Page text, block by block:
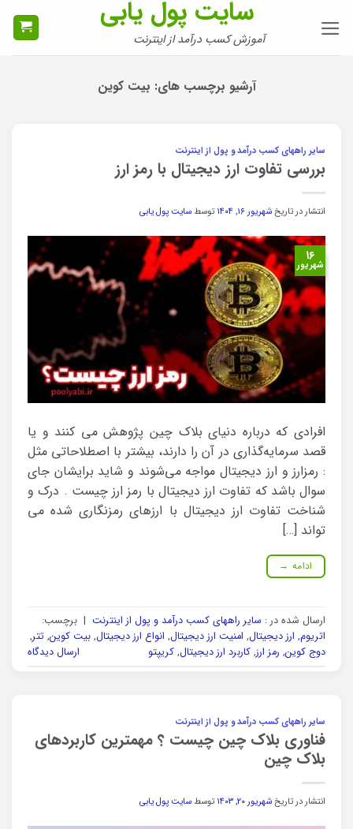
سایت پول یابی
آموزش کسب درآمد از اینترنت
آرشیو برچسب های: بیت کوین
سایر راههای کسب درآمد و پول از اینترنت
بررسی تفاوت ارز دیجیتال با رمز ارز
انتشار در تاریخشهریور ۱۶, ۱۴۰۴ توسط سایت پول یابی
۱۶
شهریور
افرادی که درباره دنیای بلاک چین پژوهش می کنند و یا
قصد سرمایه‌گذاری در آن را دارند، بیشتر با اصطلاحاتی مثل
: رمزارز و ارز دیجیتال مواجه می‌شوند و شاید برایشان جای
سوال باشد که تفاوت ارز دیجیتال با رمز ارز چیست . درک و
شناخت تفاوت ارز دیجیتال با ارزهای رمزنگاری شده می
تواند […]
ادامه →
ارسال شده در : سایر راههای کسب درآمد و پول از اینترنت | برچسب:
اتریوم, ارز دیجیتال, امنیت ارز دیجیتال, انواع ارز دیجیتال, بیت کوین, تتر,
دوج کوین, رمز ارز, کاربرد ارز دیجیتال, کریپتو ارسال دیدگاه
سایر راههای کسب درآمد و پول از اینترنت
فناوری بلاک چین چیست ؟ مهمترین کاربردهای
بلاک چین
انتشار در تاریخشهریور ۲۰, ۱۴۰۳ توسط سایت پول یابی